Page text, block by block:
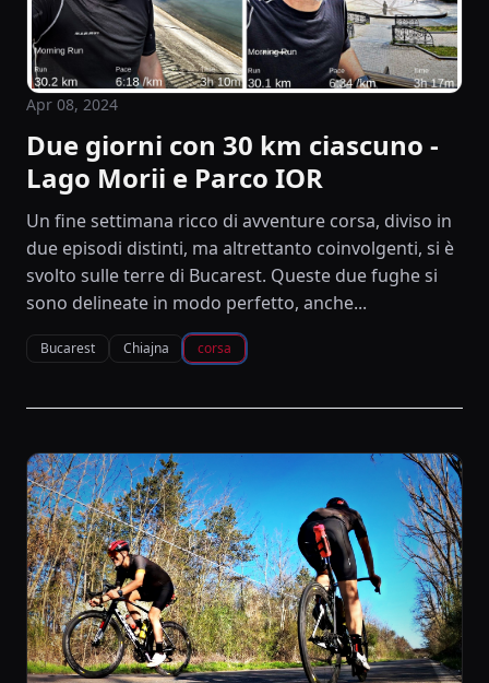
Apr 08, 2024
Due giorni con 30 km ciascuno -
Lago Morii e Parco IOR
Un fine settimana ricco di avventure corsa, diviso in
due episodi distinti, ma altrettanto coinvolgenti, si è
svolto sulle terre di Bucarest. Queste due fughe si
sono delineate in modo perfetto, anche...
Bucarest Chiajna corsa